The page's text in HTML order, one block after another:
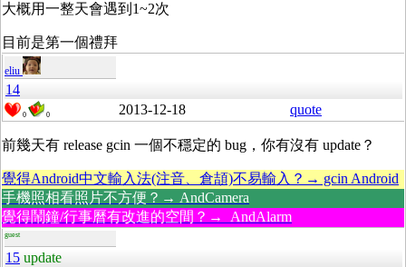
大概用一整天會遇到1~2次
目前是第一個禮拜
eliu
14
0 0 2013-12-18 quote
前幾天有 release gcin 一個不穩定的 bug，你有沒有 update？
覺得Android中文輸入法(注音、倉頡)不易輸入？→ gcin Android
手機照相看照片不方便？→ AndCamera
覺得鬧鐘/行事曆有改進的空間？→ AndAlarm
guest
15 update